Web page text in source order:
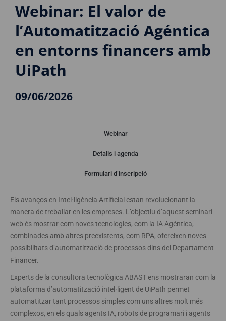
Webinar: El valor de
l’Automatització Agéntica
en entorns financers amb
UiPath
09/06/2026
Webinar
Detalls i agenda
Formulari d’inscripció
Els avanços en Intel·ligència Artificial estan revolucionant la
manera de treballar en les empreses. L’objectiu d’aquest seminari
web és mostrar com noves tecnologies, com la IA Agéntica,
combinades amb altres preexistents, com RPA, ofereixen noves
possibilitats d’automatització de processos dins del Departament
Financer.
Experts de la consultora tecnològica ABAST ens mostraran com la
plataforma d’automatització intel·ligent de UiPath permet
automatitzar tant processos simples com uns altres molt més
complexos, en els quals agents IA, robots de programari i agents